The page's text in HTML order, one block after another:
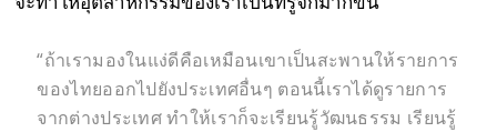
“ถ้าเรามองในแง่ดีคือเหมือนเขาเป็นสะพานให้รายการ
ของไทยออกไปยังประเทศอื่นๆ ตอนนี้เราได้ดูรายการ
จากต่างประเทศ ทำให้เราก็จะเรียนรู้วัฒนธรรม เรียนรู้